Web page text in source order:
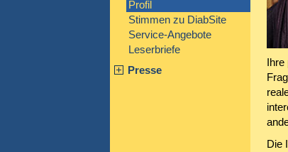
Profil
Stimmen zu DiabSite
Service-Angebote
Leserbriefe
Presse
Ihre
Die